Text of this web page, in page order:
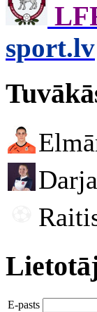
sport.lv
E-pasts